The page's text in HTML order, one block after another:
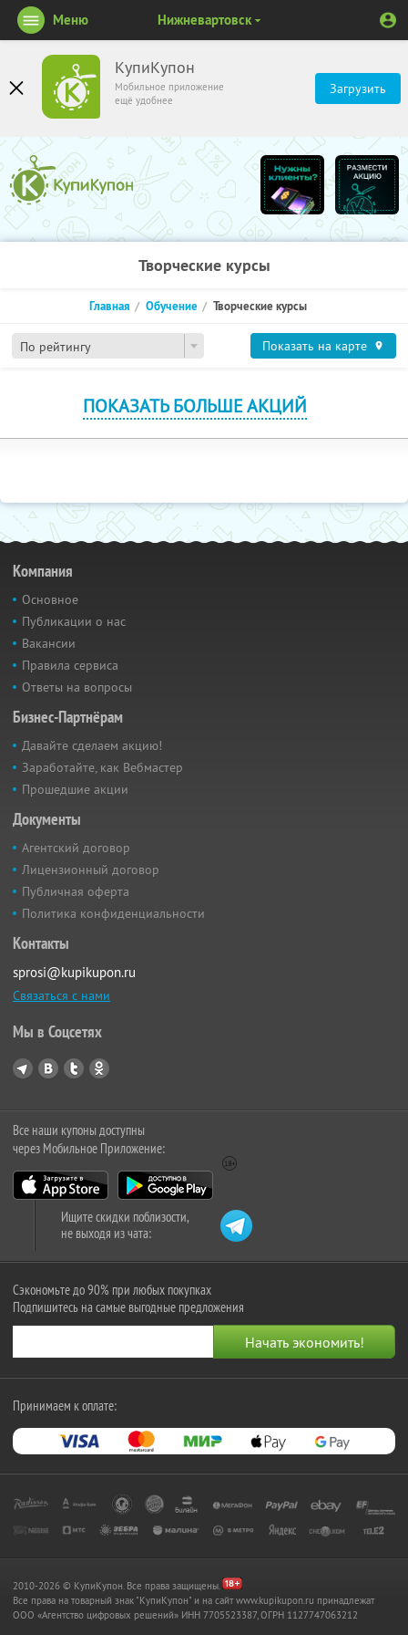
КупиКупон
Мобильное приложение
ещё удобнее
Загрузить
Меню Нижневартовск
Творческие курсы
По рейтингу
Главная Обучение Творческие курсы
Показать на карте
ПОКАЗАТЬ БОЛЬШЕ АКЦИЙ
Компания
Основное
Публикации о нас
Вакансии
Правила сервиса
Ответы на вопросы
Бизнес-Партнёрам
Давайте сделаем акцию!
Заработайте, как Вебмастер
Прошедшие акции
Документы
Агентский договор
Лицензионный договор
Публичная оферта
Политика конфиденциальности
Контакты
sprosi@kupikupon.ru
Связаться с нами
Мы в Соцсетях
Все наши купоны доступны
через Мобильное Приложение:
Ищите скидки поблизости,
не выходя из чата:
Сэкономьте до 90% при любых покупках
Подпишитесь на самые выгодные предложения
Принимаем к оплате:
2010-2026 © КупиКупон. Все права защищены.
Все права на товарный знак "КупиКупон" и на сайт www.kupikupon.ru принадлежат
OOO «Агентство цифровых решений» ИНН 7705523387, ОГРН 1127747063212